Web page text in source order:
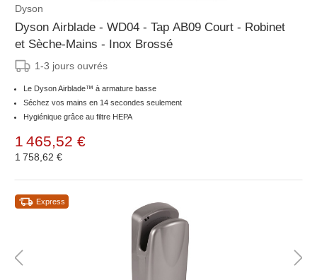
Dyson
Dyson Airblade - WD04 - Tap AB09 Court - Robinet
et Sèche-Mains - Inox Brossé
1-3 jours ouvrés
Le Dyson Airblade™ à armature basse
Séchez vos mains en 14 secondes seulement
Hygiénique grâce au filtre HEPA
1 465,52 €
1 758,62 €
Express